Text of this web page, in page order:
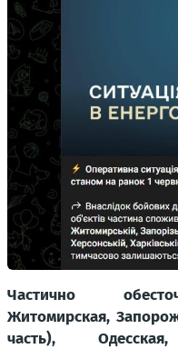
Частично
Житомирская,
часть),